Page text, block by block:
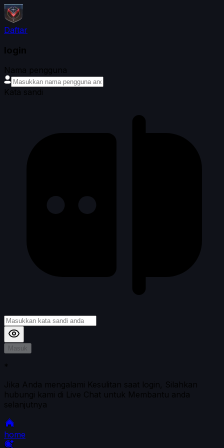
Daftar
login
Nama pengguna
Kata sandi
Masuk
*
Jika Anda mengalami Kesulitan saat login, Silahkan
hubungi kami di Live Chat untuk Membantu anda
selanjutnya
home